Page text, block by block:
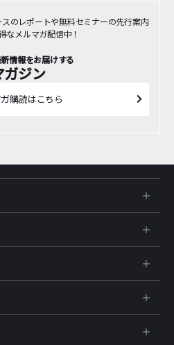
のレポートや無料セミナーの先行案内
なメルマガ配信中！
情報をお届けする
ガジン
購読はこちら